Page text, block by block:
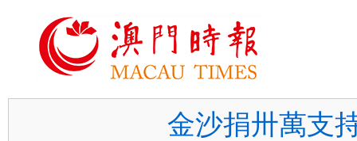
金沙捐卅萬支